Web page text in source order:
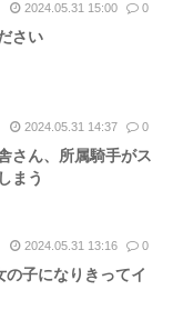
2024.05.31 15:00 0
さい
2024.05.31 14:37 0
さん、所属騎手がス
まう
2024.05.31 13:16 0
子になりきってイ